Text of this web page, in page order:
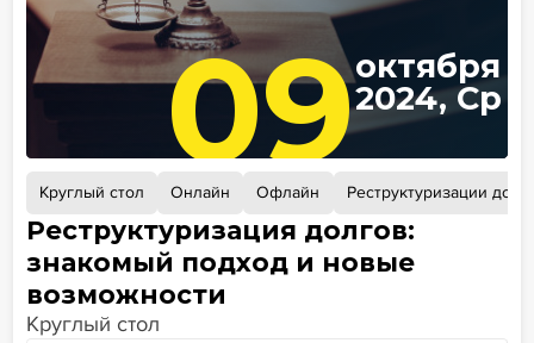
09октября
2024, Ср
Круглый стол Онлайн Офлайн Реструктуризации
Реструктуризация долгов:
знакомый подход и новые
возможности
Круглый стол